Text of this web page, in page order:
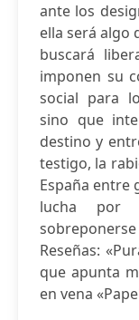
ante los
ella será algo
buscará
imponen su
social para
sino que
destino y
testigo, la
España entre
lucha por
Reseñas:
que apunta
en vena